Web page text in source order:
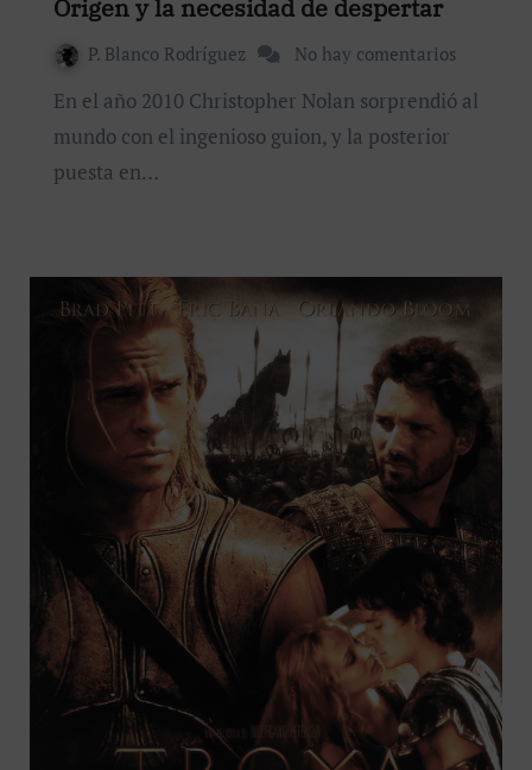
Origen y la necesidad de despertar
P. Blanco Rodríguez No hay comentarios
En el año 2010 Christopher Nolan sorprendió al
mundo con el ingenioso guion, y la posterior
puesta en…